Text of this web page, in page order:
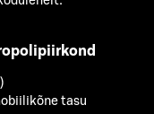
tasu